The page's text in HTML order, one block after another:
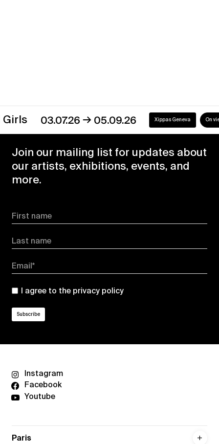
03.07.26→05.09.26 Xippas Geneva On view
Join our mailing list for updates about
our artists, exhibitions, events, and
more.
First name
Last name
Email*
I agree to the privacy policy
Instagram
Facebook
Youtube
Paris